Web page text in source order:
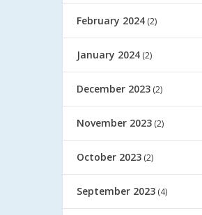
February 2024 (2)
January 2024 (2)
December 2023 (2)
November 2023 (2)
October 2023 (2)
September 2023 (4)